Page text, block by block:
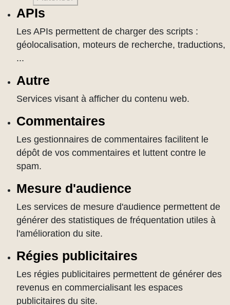
APIs
Les APIs permettent de charger des scripts :
géolocalisation, moteurs de recherche, traductions,
...
Autre
Services visant à afficher du contenu web.
Commentaires
Les gestionnaires de commentaires facilitent le
dépôt de vos commentaires et luttent contre le
spam.
Mesure d'audience
Les services de mesure d'audience permettent de
générer des statistiques de fréquentation utiles à
l'amélioration du site.
Régies publicitaires
Les régies publicitaires permettent de générer des
revenus en commercialisant les espaces
publicitaires du site.